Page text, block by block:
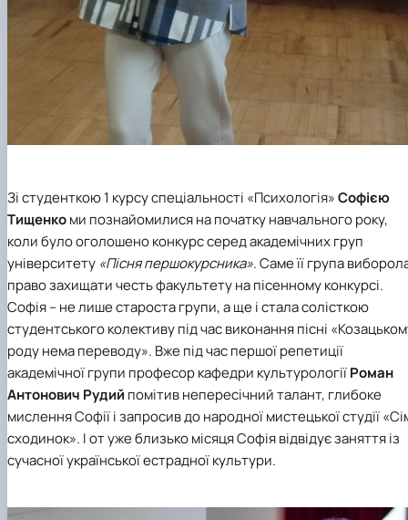
Зі студенткою 1 курсу спеціальності «Психологія»Софією
Тищенкоми познайомилися на початку навчального року,
коли було оголошено конкурс серед академічних груп
університету «Пісня першокурсника». Саме її група
право захищати честь факультету на пісенному конкурсі.
Софія – не лише староста групи, а ще і стала солісткою
студентського колективу під час виконання пісні
роду нема переводу». Вже під час першої репетиції
академічної групи професор кафедри культурологіїРоман
Антонович Рудий помітив непересічний талант, глибоке
мислення Софії і запросив донародної мистецької студії
сходинок». І от уже близько місяця Софія відвідує заняття із
сучасної української естрадної культури.